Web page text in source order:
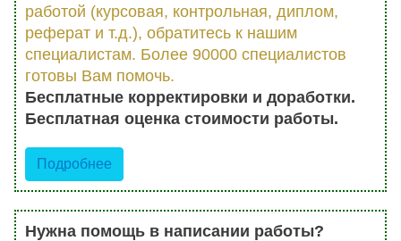
работой (курсовая, контрольная, диплом,
реферат и т.д.), обратитесь к нашим
специалистам. Более 90000 специалистов
готовы Вам помочь.
Бесплатные корректировки и доработки.
Бесплатная оценка стоимости работы.
Подробнее
Нужна помощь в написании работы?